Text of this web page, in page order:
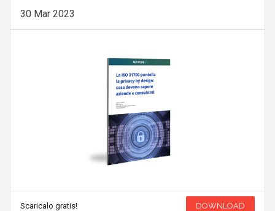
30 Mar 2023
Scaricalo gratis! DOWNLOAD